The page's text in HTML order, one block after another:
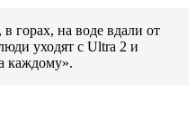
горах, на воде вдали от
уходят с Ultra 2 и
каждому».